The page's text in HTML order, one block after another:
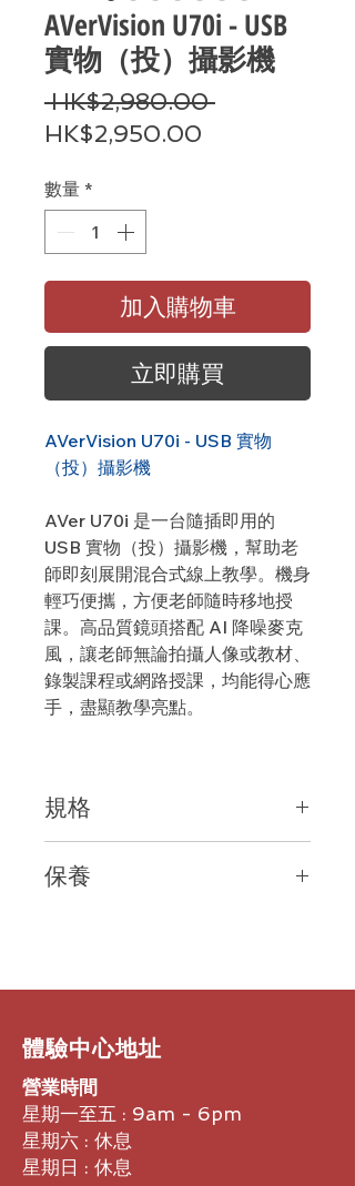
AVerVision U70i - USB
實物（投）攝影機
HK$2,980.00 一
HK$2,950.00
數量 *
加入購物車
立即購買
AVerVision U70i - USB 實物
（投）攝影機
AVer U70i 是一台隨插即用的
USB 實物（投）攝影機，幫助老
師即刻展開混合式線上教學。機身
輕巧便攜，方便老師隨時移地授
課。高品質鏡頭搭配 AI 降噪麥克
風，讓老師無論拍攝人像或教材、
錄製課程或網路授課，均能得心應
手，盡顯教學亮點。
規格
．1 / 3.06” CMOS 彩色鏡頭
電視掃描線
放大倍率
．16 倍數位變焦
顯示速率
．最高可達 60 fps
對焦功能
．自動 / 手動
文件照射範圍
保養
​體驗中心地址
營業時間
星期一至五 : 9am - 6pm
星期六 : 休息
星期日 : 休息